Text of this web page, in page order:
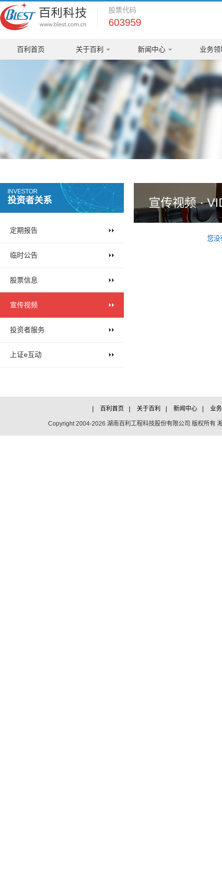
股票代码
603959
百利首页 关于百利 新闻中心 业务
INVESTOR
投资者关系
定期报告
临时公告
股票信息
宣传视频
投资者服务
上证e互动
宣传视频 ·
您没
百利首页 关于百利 新闻中心 业
Copyright 2004-2026 湖南百利工程科技股份有限公司 版权所有